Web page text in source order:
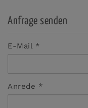
Anfrage senden
E-Mail
Anrede